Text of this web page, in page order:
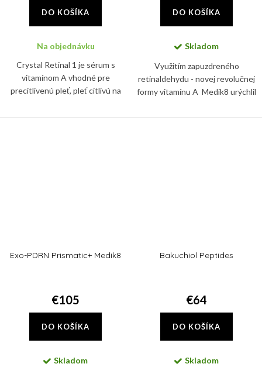
DO KOŠÍKA
Na objednávku
Crystal Retinal 1 je sérum s
vitamínom A vhodné pre
precitlivenú pleť, pleť citlivú na
DO KOŠÍKA
Skladom
Využitím zapuzdreného
retinaldehydu - novej revolučnej
formy vitamínu A Medik8 urýchlil
Exo-PDRN Prismatic+ Medik8
€105
DO KOŠÍKA
Skladom
Bakuchiol Peptides
€64
DO KOŠÍKA
Skladom